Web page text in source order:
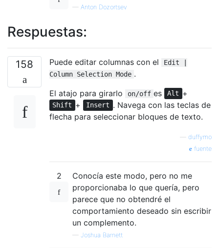
— Anton Dozortsev
Respuestas:
158 Puede editar columnas con el
Edit |
Column Selection Mode .
El atajo para girarlo
on/off es Alt +
Shift + Insert . Navega con las teclas de
flecha para seleccionar bloques de texto.
duffymo
fuente
2
Conocía este modo, pero no me
proporcionaba lo que quería, pero
parece que no obtendré el
comportamiento deseado sin escribir
un complemento.
— Joshua Barnett